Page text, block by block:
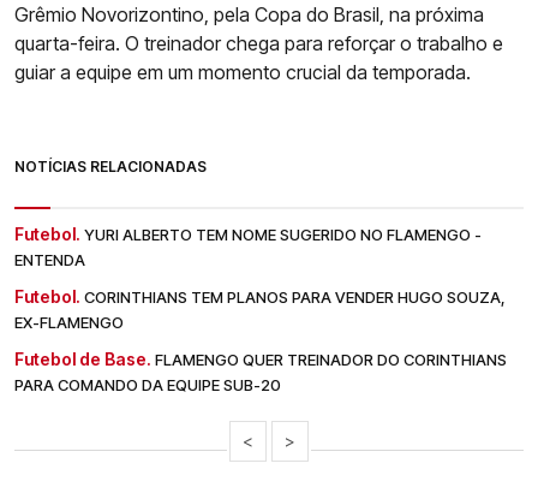
Grêmio Novorizontino, pela Copa do Brasil, na próxima
quarta-feira. O treinador chega para reforçar o trabalho e
guiar a equipe em um momento crucial da temporada.
NOTÍCIAS RELACIONADAS
Futebol. YURI ALBERTO TEM NOME SUGERIDO NO FLAMENGO -
ENTENDA
Futebol. CORINTHIANS TEM PLANOS PARA VENDER HUGO SOUZA,
EX-FLAMENGO
Futebol de Base. FLAMENGO QUER TREINADOR DO CORINTHIANS
PARA COMANDO DA EQUIPE SUB-20
< >